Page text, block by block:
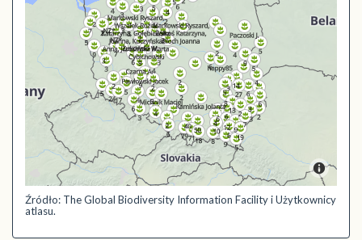
Źródło: The Global Biodiversity Information Facility i Użytkownicy
atlasu.